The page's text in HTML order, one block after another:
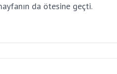
da ötesine geçti.